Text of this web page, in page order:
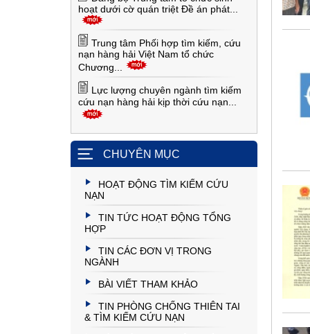
hoạt dưới cờ quán triệt Đề án phát...
Trung tâm Phối hợp tìm kiếm, cứu
nạn hàng hải Việt Nam tổ chức
Chương...
Lực lượng chuyên ngành tìm kiếm
cứu nạn hàng hải kịp thời cứu nạn...
CHUYÊN MỤC
HOẠT ĐỘNG TÌM KIẾM CỨU
NẠN
TIN TỨC HOẠT ĐỘNG TỔNG
HỢP
TIN CÁC ĐƠN VỊ TRONG
NGÀNH
BÀI VIẾT THAM KHẢO
TIN PHÒNG CHỐNG THIÊN TAI
& TÌM KIẾM CỨU NẠN